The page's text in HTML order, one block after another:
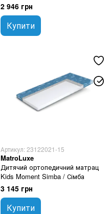
2 946 грн
Купити
Артикул: 23122021-15
MatroLuxe
Дитячий ортопедичний матрац
Kids Moment Simba / Сімба
3 145 грн
Купити